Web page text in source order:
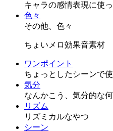
キャラの感情表現に使
色々
その他、色々
ちょいメロ効果音素材
ワンポイント
ちょっとしたシーンで
気分
なんかこう、気分的な
リズム
リズミカルなやつ
シーン